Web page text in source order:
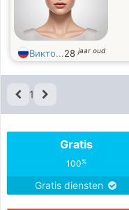
Викто...28jaar oud
1
Gratis
100%
Gratis diensten